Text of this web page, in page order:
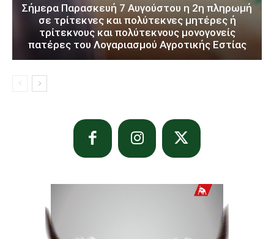
Σήμερα Παρασκευή 7 Αυγούστου η 2η πληρωμή
σε τρίτεκνες και πολύτεκνες μητέρες ή
τρίτεκνους και πολύτεκνους μονογονείς
πατέρες του Λογαριασμού Αγροτικής Εστίας